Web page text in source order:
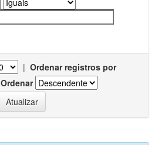
| Ordenar registros por
Ordenar